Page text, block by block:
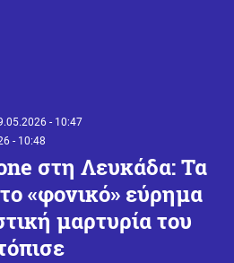
- 10:47
- 10:48
στη Λευκάδα: Τα
«φονικό» εύρημα
μαρτυρία του